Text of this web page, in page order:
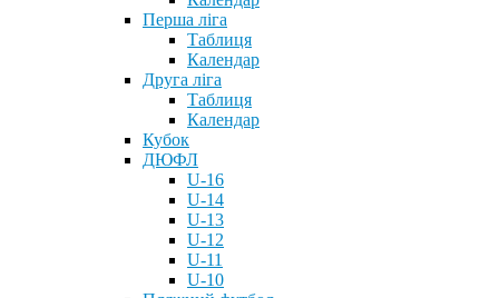
Перша ліга
Таблиця
Календар
Друга ліга
Таблиця
Календар
Кубок
ДЮФЛ
U-16
U-14
U-13
U-12
U-11
U-10